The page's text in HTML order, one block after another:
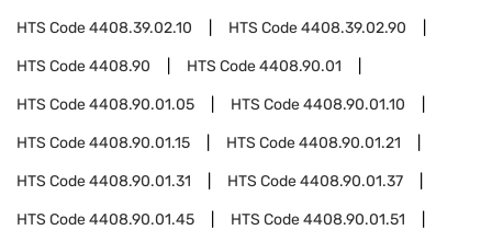
HTS Code4408.39.02.10 HTS Code4408.39.02.90
HTS Code4408.90 HTS Code4408.90.01
HTS Code4408.90.01.05 HTS Code4408.90.01.10
HTS Code4408.90.01.15 HTS Code4408.90.01.21
HTS Code4408.90.01.31 HTS Code4408.90.01.37
HTS Code4408.90.01.45 HTS Code4408.90.01.51